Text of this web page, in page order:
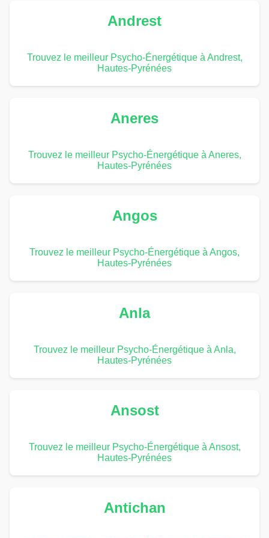
Andrest
Trouvez le meilleur Psycho-Énergétique à Andrest,
Hautes-Pyrénées
Aneres
Trouvez le meilleur Psycho-Énergétique à Aneres,
Hautes-Pyrénées
Angos
Trouvez le meilleur Psycho-Énergétique à Angos,
Hautes-Pyrénées
Anla
Trouvez le meilleur Psycho-Énergétique à Anla,
Hautes-Pyrénées
Ansost
Trouvez le meilleur Psycho-Énergétique à Ansost,
Hautes-Pyrénées
Antichan